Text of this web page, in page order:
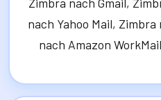
nach Yahoo Mail,
nach Amazon